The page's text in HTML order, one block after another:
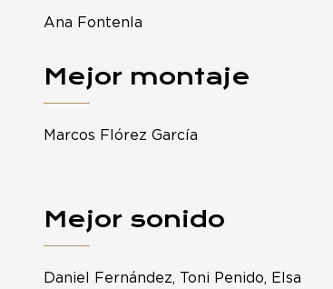
Ana Fontenla
Mejor montaje
Marcos Flórez García
Mejor sonido
Daniel Fernández, Toni Penido, Elsa